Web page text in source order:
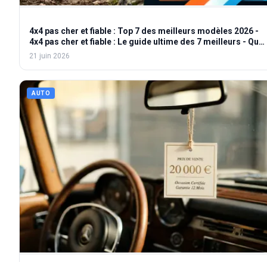
4x4 pas cher et fiable : Top 7 des meilleurs modèles 2026 -
4x4 pas cher et fiable : Le guide ultime des 7 meilleurs - Quel
4x4 pas cher et fiable acheter pour le tout-terrain ?
21 juin 2026
AUTO